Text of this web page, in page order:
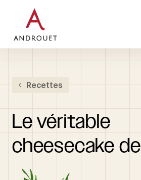
Rechercher un mot clé
Recettes
Le véritable
cheesecake de